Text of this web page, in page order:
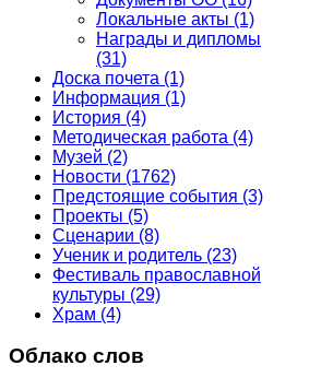
Локальные акты (1)
Награды и дипломы
(31)
Доска почета (1)
Информация (1)
История (4)
Методическая работа (4)
Музей (2)
Новости (1762)
Предстоящие события (3)
Проекты (5)
Сценарии (8)
Ученик и родитель (23)
Фестиваль православной
культуры (29)
Храм (4)
Облако слов